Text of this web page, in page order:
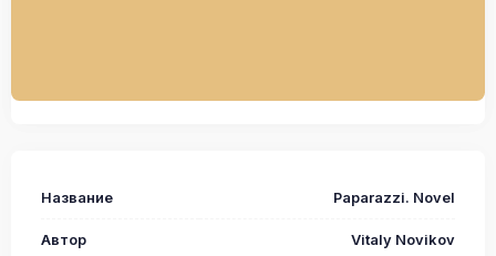
Название Paparazzi. Novel
Автор Vitaly Novikov